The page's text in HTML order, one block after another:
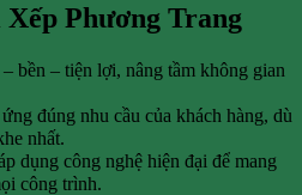
Phương Trang
bền – tiện lợi, nâng tầm không gian
đúng nhu cầu của khách hàng, dù
nhất.
dụng công nghệ hiện đại để mang
công trình.